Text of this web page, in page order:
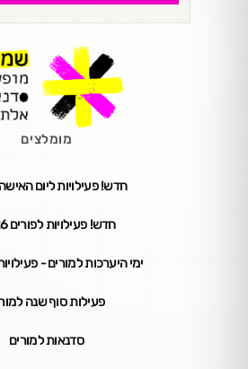
מומלצים
חדש! פעילויות ליום האישה
חדש! פעילויות לפורים 2026
ימי היערכות למורים -
פעילות סוף שנה
סדנאות למורים